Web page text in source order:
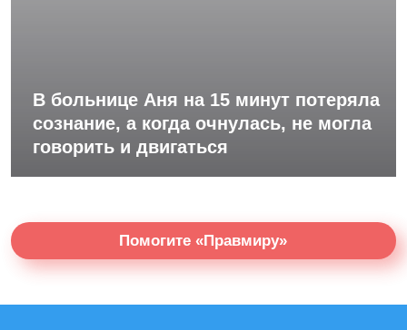
В больнице Аня на 15 минут потеряла
сознание, а когда очнулась, не могла
говорить и двигаться
Помогите «Правмиру»